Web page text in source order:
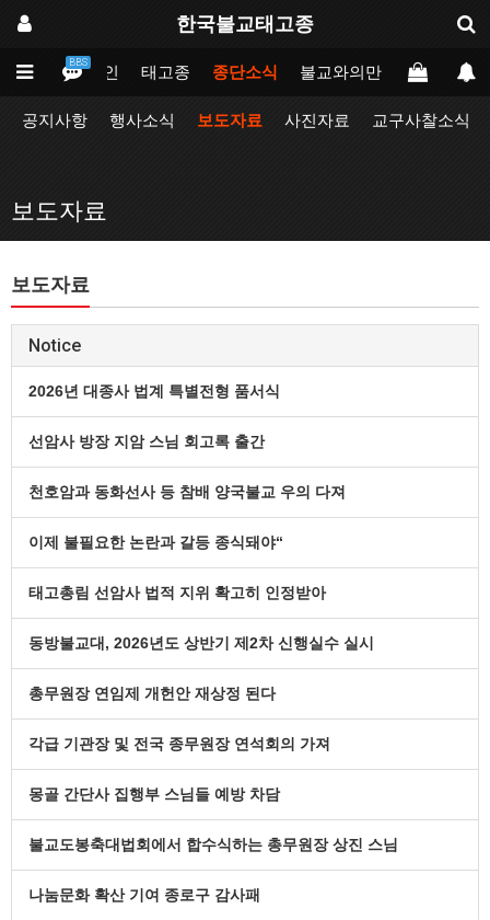
한국불교태고종
BBS
메인 태고종 종단소식 불교와의만남 업무포털
공지사항 행사소식 보도자료 사진자료 교구사찰소식
보도자료
보도자료
Notice
2026년 대종사 법계 특별전형 품서식
선암사 방장 지암 스님 회고록 출간
천호암과 동화선사 등 참배 양국불교 우의 다져
이제 불필요한 논란과 갈등 종식돼야“
태고총림 선암사 법적 지위 확고히 인정받아
동방불교대, 2026년도 상반기 제2차 신행실수 실시
총무원장 연임제 개헌안 재상정 된다
각급 기관장 및 전국 종무원장 연석회의 가져
몽골 간단사 집행부 스님들 예방 차담
불교도봉축대법회에서 합수식하는 총무원장 상진 스님
나눔문화 확산 기여 종로구 감사패